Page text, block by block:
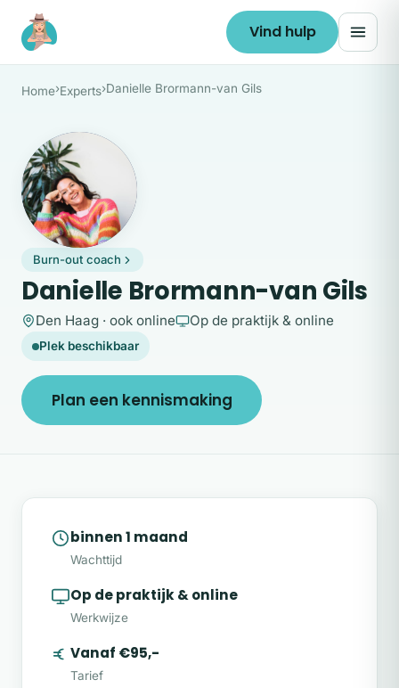
Ga naar de inhoud
Vind hulp
Home›Experts›Danielle Brormann-van Gils
DB
Burn-out coach
Danielle Brormann-van Gils
Den Haag · ook online Op de praktijk & online
Plek beschikbaar
Plan een kennismaking
binnen 1 maand
Wachttijd
Op de praktijk & online
Werkwijze
Vanaf €95,-
Tarief